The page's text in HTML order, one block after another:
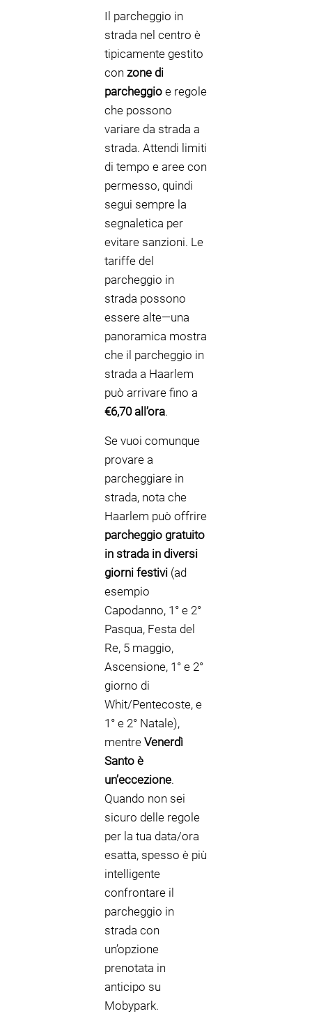
Il parcheggio in
strada nel centro è
tipicamente gestito
con zone di
parcheggio e regole
che possono
variare da strada a
strada. Attendi limiti
di tempo e aree con
permesso, quindi
segui sempre la
segnaletica per
evitare sanzioni. Le
tariffe del
parcheggio in
strada possono
essere alte—una
panoramica mostra
che il parcheggio in
strada a Haarlem
può arrivare fino a
€6,70 all’ora.
Se vuoi comunque
provare a
parcheggiare in
strada, nota che
Haarlem può offrire
parcheggio gratuito
in strada in diversi
giorni festivi (ad
esempio
Capodanno, 1° e 2°
Pasqua, Festa del
Re, 5 maggio,
Ascensione, 1° e 2°
giorno di
Whit/Pentecoste, e
1° e 2° Natale),
mentre Venerdì
Santo è
un’eccezione.
Quando non sei
sicuro delle regole
per la tua data/ora
esatta, spesso è più
intelligente
confrontare il
parcheggio in
strada con
un’opzione
prenotata in
anticipo su
Mobypark.